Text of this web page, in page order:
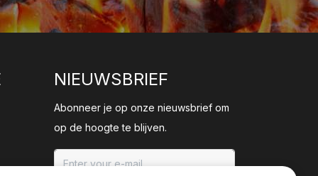
NIEUWSBRIEF
Abonneer je op onze nieuwsbrief om
op de hoogte te blijven.